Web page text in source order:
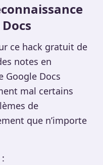
ce hack gratuit de
notes en
Google Docs
mal certains
de
que n’importe